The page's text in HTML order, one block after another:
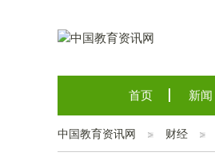
首页 新闻
中国教育资讯网 财经